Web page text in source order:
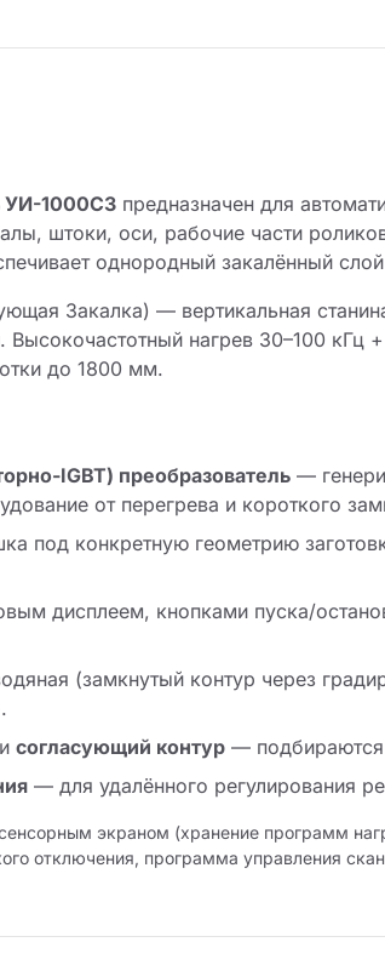
УИ-1000СЗ предназначен для
штоки, оси, рабочие части
однородный закалённый
Закалка) — вертикальная
Высокочастотный нагрев 30–100
до 1800 мм.
IGBT) преобразователь —
от перегрева и короткого
под конкретную геометрию
дисплеем, кнопками пуска/
(замкнутый контур через
и согласующий контур — подбираются
— для удалённого регулирования
экраном (хранение программ
отключения, программа управления